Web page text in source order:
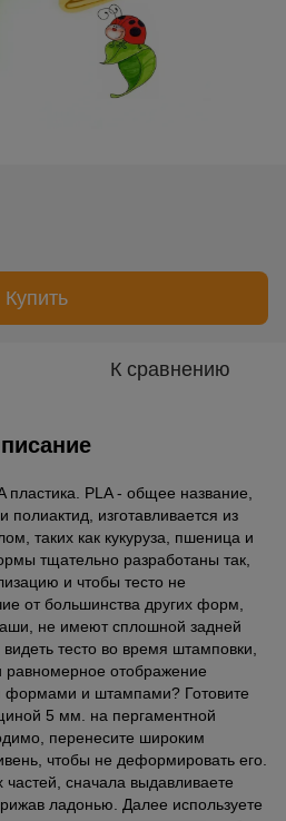
Купить
К сравнению
PLA - общее название,
полиактид, изготавливается из
таких как кукуруза, пшеница и
тщательно разработаны так,
и чтобы тесто не
от большинства других форм,
не имеют сплошной задней
тесто во время штамповки,
равномерное отображение
формами и штампами? Готовите
5 мм. на пергаментной
перенесите широким
чтобы не деформировать его.
сначала выдавливаете
ладонью. Далее используете